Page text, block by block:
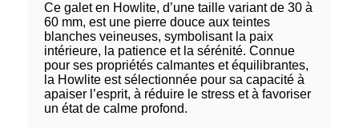
Ce galet en Howlite, d’une taille variant de 30 à
60 mm, est une pierre douce aux teintes
blanches veineuses, symbolisant la paix
intérieure, la patience et la sérénité. Connue
pour ses propriétés calmantes et équilibrantes,
la Howlite est sélectionnée pour sa capacité à
apaiser l’esprit, à réduire le stress et à favoriser
un état de calme profond.